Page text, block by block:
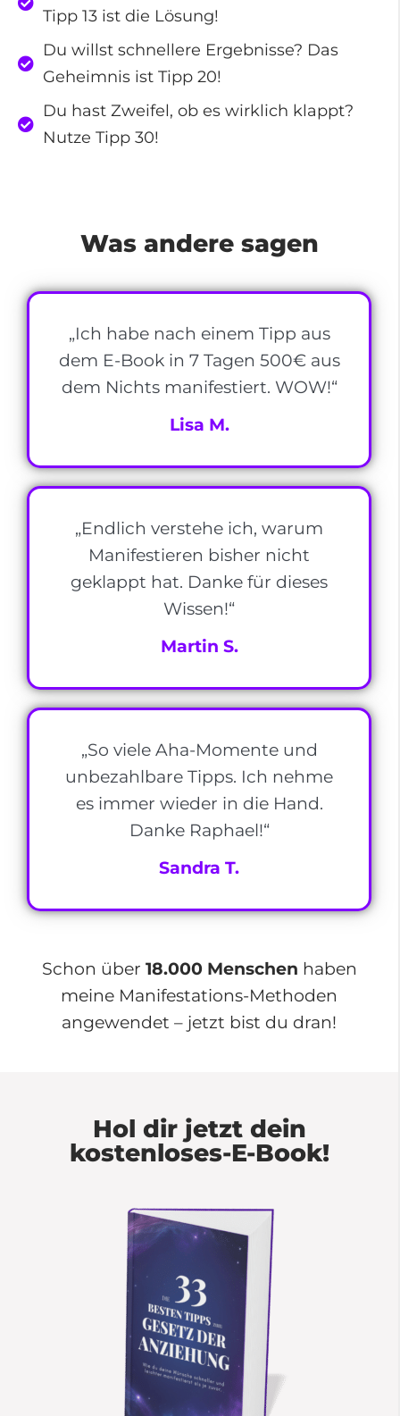
Tipp 13 ist die Lösung!
Du willst schnellere Ergebnisse? Das
Geheimnis ist Tipp 20!
Du hast Zweifel, ob es wirklich klappt?
Nutze Tipp 30!
Was andere sagen
„Ich habe nach einem Tipp aus
dem E-Book in 7 Tagen 500€ aus
dem Nichts manifestiert. WOW!“
Lisa M.
„Endlich verstehe ich, warum
Manifestieren bisher nicht
geklappt hat. Danke für dieses
Wissen!“
Martin S.
„So viele Aha-Momente und
unbezahlbare Tipps. Ich nehme
es immer wieder in die Hand.
Danke Raphael!“
Sandra T.
Schon über 18.000 Menschen haben
meine Manifestations-Methoden
angewendet – jetzt bist du dran!
Hol dir jetzt dein
kostenloses-E-Book!